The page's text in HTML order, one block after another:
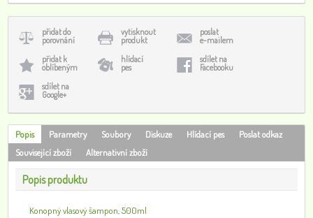
přidat do
porovnání
vytisknout
produkt
poslat
e-mailem
přidat k
oblíbeným
hlídací
pes
sdílet na
Facebooku
sdílet na
Google+
Popis Parametry Soubory Diskuze Hlídací pes
Poslat odkaz
Související zboží
Alternativní zboží
Popis produktu
Konopný vlasový šampon, 500ml